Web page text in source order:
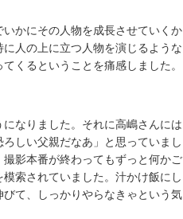
かにその人物を成長させていくか
人の上に立つ人物を演じるような
くるということを痛感しました。
なりました。それに高嶋さんには
しい父親だなあ」と思っていまし
影本番が終わってもずっと何かご
索されていました。汁かけ飯にし
て、しっかりやらなきゃという気